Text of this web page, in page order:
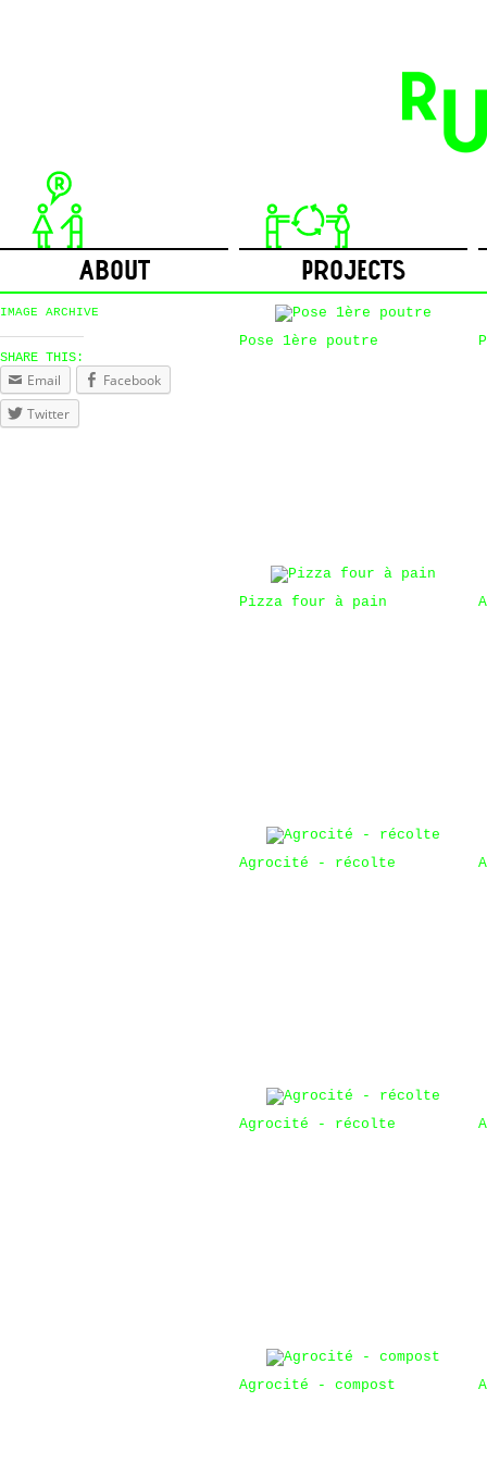
ABOUT PROJECTS
IMAGE ARCHIVE
SHARE THIS:
Email
Facebook
Twitter
Pose 1ère poutre
Pizza four à pain
Agrocité - récolte
Agrocité - récolte
Agrocité - compost